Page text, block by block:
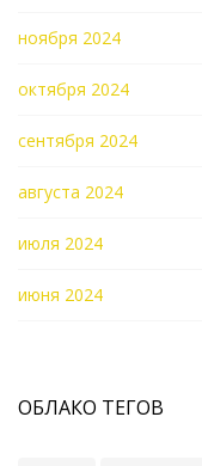
ноября 2024
октября 2024
сентября 2024
августа 2024
июля 2024
июня 2024
ОБЛАКО ТЕГОВ